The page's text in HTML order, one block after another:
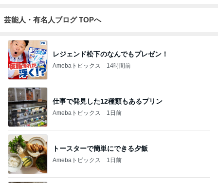
芸能人・有名人ブログ TOPへ
レジェンド松下のなんでもプレゼン！
Amebaトピックス 14時間前
仕事で発見した12種類もあるプリン
Amebaトピックス 1日前
トースターで簡単にできる夕飯
Amebaトピックス 1日前